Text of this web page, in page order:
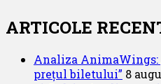
ARTICOLE
Analiza AnimaWings:
prețul biletului” 8